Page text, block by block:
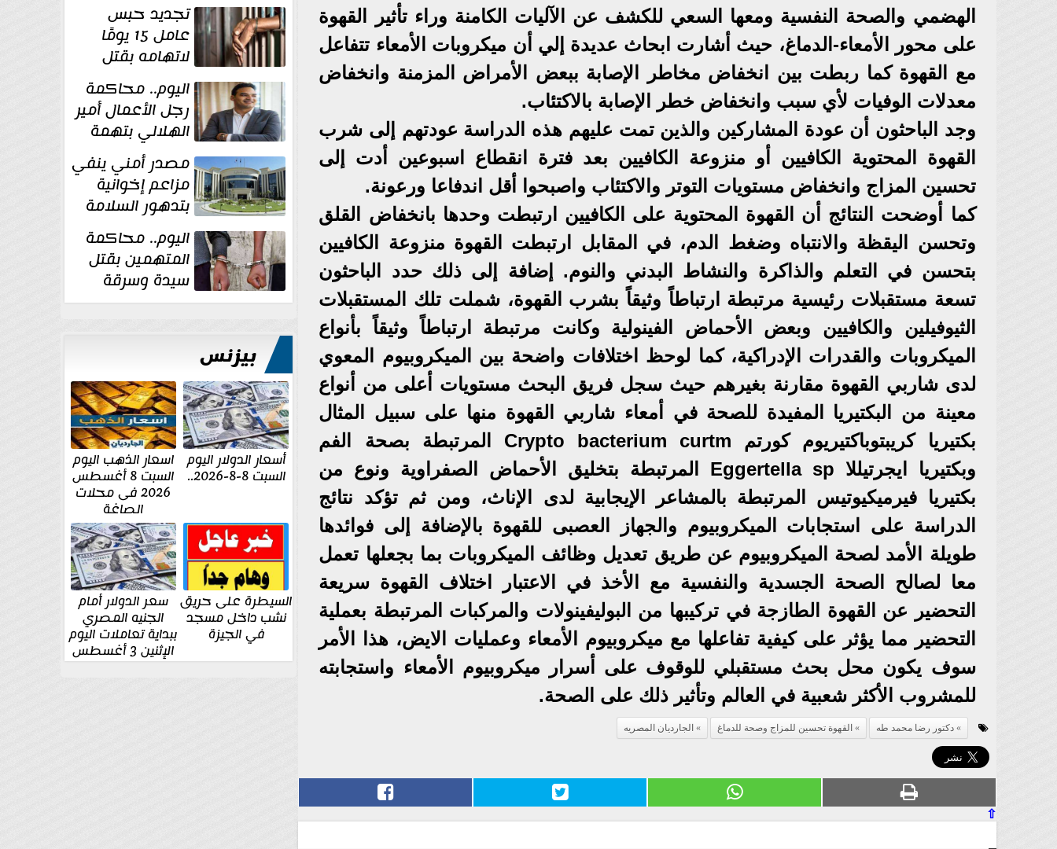
الهضمي والصحة النفسية ومعها السعي للكشف عن الآليات الكامنة وراء تأثير القهوة
على محور الأمعاء-الدماغ، حيث أشارت ابحاث عديدة إلي أن ميكروبات الأمعاء تتفاعل
مع القهوة كما ربطت بين انخفاض مخاطر الإصابة ببعض الأمراض المزمنة وانخفاض
معدلات الوفيات لأي سبب وانخفاض خطر الإصابة بالاكتئاب.
وجد الباحثون أن عودة المشاركين والذين تمت عليهم هذه الدراسة عودتهم إلى شرب
القهوة المحتوية الكافيين أو منزوعة الكافيين بعد فترة انقطاع اسبوعين أدت إلى
تحسين المزاج وانخفاض مستويات التوتر والاكتئاب واصبحوا أقل اندفاعا ورعونة.
كما أوضحت النتائج أن القهوة المحتوية على الكافيين ارتبطت وحدها بانخفاض القلق
وتحسن اليقظة والانتباه وضغط الدم، في المقابل ارتبطت القهوة منزوعة الكافيين
بتحسن في التعلم والذاكرة والنشاط البدني والنوم. إضافة إلى ذلك حدد الباحثون
تسعة مستقبلات رئيسية مرتبطة ارتباطاً وثيقاً بشرب القهوة، شملت تلك المستقبلات
الثيوفيلين والكافيين وبعض الأحماض الفينولية وكانت مرتبطة ارتباطاً وثيقاً بأنواع
الميكروبات والقدرات الإدراكية، كما لوحظ اختلافات واضحة بين الميكروبيوم المعوي
لدى شاربي القهوة مقارنة بغيرهم حيث سجل فريق البحث مستويات أعلى من أنواع
معينة من البكتيريا المفيدة للصحة في أمعاء شاربي القهوة منها على سبيل المثال
بكتيريا كريبتوباكتيريوم كورتم Crypto bacterium curtm المرتبطة بصحة الفم
وبكتيريا ايجرتيللا Eggertella sp المرتبطة بتخليق الأحماض الصفراوية ونوع من
بكتيريا فيرميكيوتيس المرتبطة بالمشاعر الإيجابية لدى الإناث، ومن ثم تؤكد نتائج
الدراسة على استجابات الميكروبيوم والجهاز العصبى للقهوة بالإضافة إلى فوائدها
طويلة الأمد لصحة الميكروبيوم عن طريق تعديل وظائف الميكروبات بما بجعلها تعمل
معا لصالح الصحة الجسدية والنفسية مع الأخذ في الاعتبار اختلاف القهوة سريعة
التحضير عن القهوة الطازجة في تركيبها من البوليفينولات والمركبات المرتبطة بعملية
التحضير مما يؤثر على كيفية تفاعلها مع ميكروبيوم الأمعاء وعمليات الايض، هذا الأمر
سوف يكون محل بحث مستقبلي للوقوف على أسرار ميكروبيوم الأمعاء واستجابته
للمشروب الأكثر شعبية في العالم وتأثير ذلك على الصحة.
دكتور رضا محمد طه القهوة تحسين للمزاج وصحة للدماغ الجارديان المصريه
⇧
تجديد حبس
عامل 15 يومًا
لاتهامه بقتل
زوجته طعنًا
داخل مسكنهما بشبرا...
اليوم.. محاكمة
رجل الأعمال أمير
الهلالي بتهمة
غسل الأموال
مصدر أمني ينفي
مزاعم إخوانية
بتدهور السلامة
الإنشائية لأحد
مراكز الإصلاح والتأهيل
اليوم.. محاكمة
المتهمين بقتل
سيدة وسرقة
ذهبها في بولاق
بيزنس
أسعار الدولار اليوم
السبت 8-8-2026..
اسعار الذهب اليوم
السبت 8 أغسطس
2026 فى محلات
الصاغة
السيطرة على حريق
نشب داخل مسجد
في الجيزة
سعر الدولار أمام
الجنيه المصري
ببداية تعاملات اليوم
الإثنين 3 أغسطس